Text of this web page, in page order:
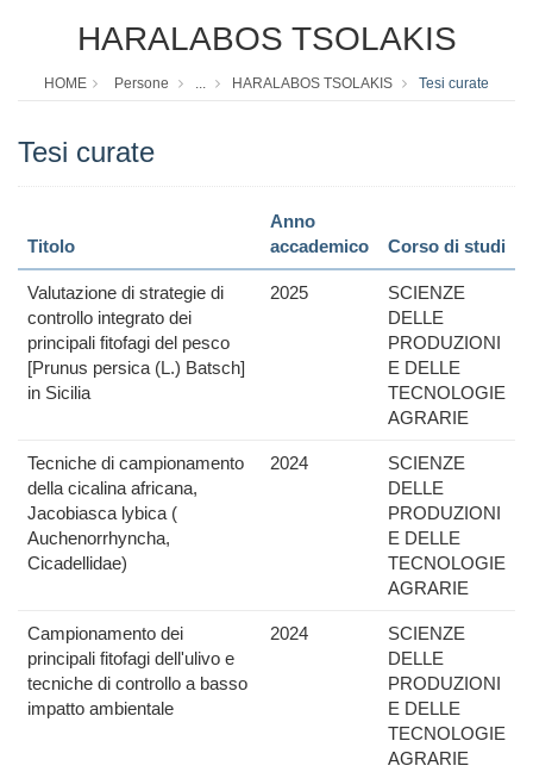
HARALABOS TSOLAKIS
HOME Persone ... HARALABOS TSOLAKIS Tesi curate
Tesi curate
Titolo
Anno
accademico
Corso di studi
Valutazione di strategie di
controllo integrato dei
principali fitofagi del pesco
[Prunus persica (L.) Batsch]
in Sicilia
2025
SCIENZE
DELLE
PRODUZIONI
E DELLE
TECNOLOGIE
AGRARIE
Tecniche di campionamento
della cicalina africana,
Jacobiasca lybica (
Auchenorrhyncha,
Cicadellidae)
2024
SCIENZE
DELLE
PRODUZIONI
E DELLE
TECNOLOGIE
AGRARIE
Campionamento dei
principali fitofagi dell'ulivo e
tecniche di controllo a basso
impatto ambientale
2024
SCIENZE
DELLE
PRODUZIONI
E DELLE
TECNOLOGIE
AGRARIE